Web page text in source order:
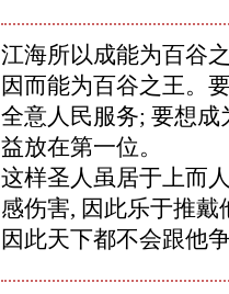
江海所以成能为百谷
因而能为百谷之王。
全意人民服务; 要想
益放在第一位。
这样圣人虽居于上而
感伤害, 因此乐于推
因此天下都不会跟他